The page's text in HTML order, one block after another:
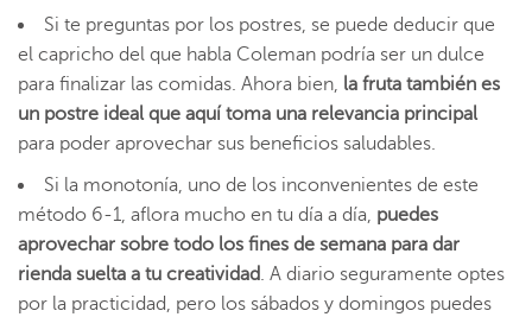
Si te preguntas por los postres, se puede deducir que
el capricho del que habla Coleman podría ser un dulce
para finalizar las comidas. Ahora bien, la fruta también es
un postre ideal que aquí toma una relevancia principal
para poder aprovechar sus beneficios saludables.
Si la monotonía, uno de los inconvenientes de este
método 6-1, aflora mucho en tu día a día, puedes
aprovechar sobre todo los fines de semana para dar
rienda suelta a tu creatividad. A diario seguramente optes
por la practicidad, pero los sábados y domingos puedes